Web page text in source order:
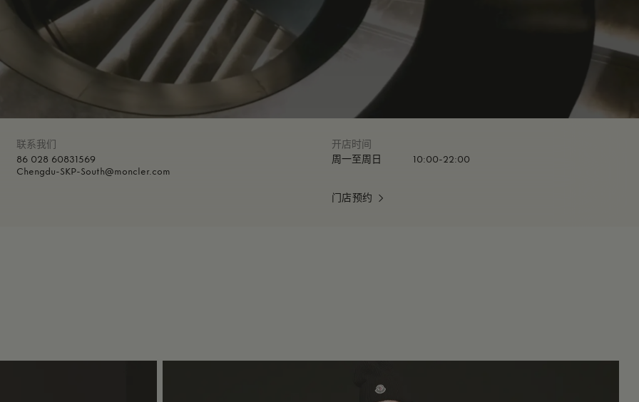
联系我们
86 028 60831569
Chengdu-SKP-South@moncler.com
开店时间
周一至周日
10:00-22:00
门店预约